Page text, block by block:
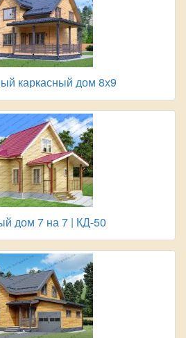
каркасный дом 8х9
дом 7 на 7 | КД-50